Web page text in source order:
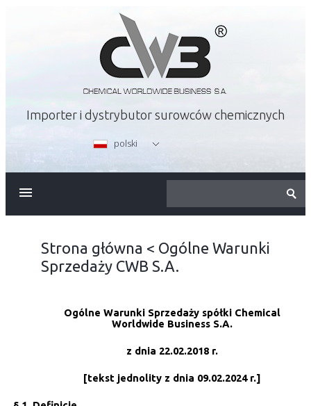
Importer i dystrybutor surowców chemicznych
polski
CERTYFIKATY
Strona główna < Ogólne Warunki
Sprzedaży CWB S.A.
Ogólne Warunki Sprzedaży spółki Chemical
Worldwide Business S.A.
z dnia 22.02.2018 r.
[tekst jednolity z dnia 09.02.2024 r.]